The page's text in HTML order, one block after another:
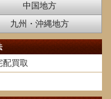
中国地方
九州・沖縄地方
配買取